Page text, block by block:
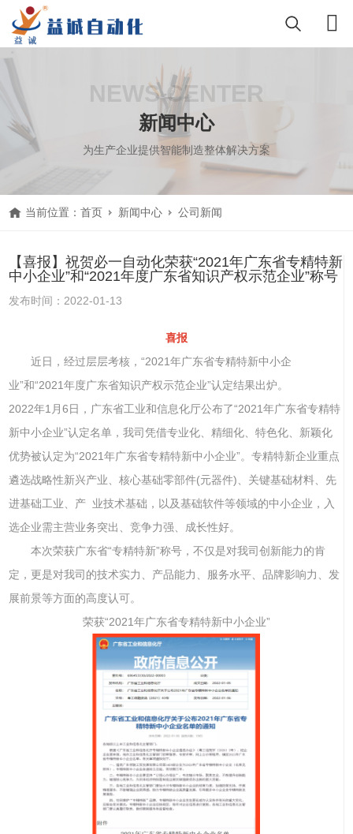
NEWS CENTER
新闻中心
为生产企业提供智能制造整体解决方案
当前位置：首页 新闻中心 公司新闻
【喜报】祝贺必一自动化荣获“2021年广东省专精特新
中小企业”和“2021年度广东省知识产权示范企业”称号
发布时间：2022-01-13
喜报
近日，经过层层考核，“2021年广东省专精特新中小企
业”和“2021年度广东省知识产权示范企业”认定结果出炉。
2022年1月6日，广东省工业和信息化厅公布了“2021年广东省专精特
新中小企业”认定名单，我司凭借专业化、精细化、特色化、新颖化
优势被认定为“2021年广东省专精特新中小企业”。专精特新企业重点
遴选战略性新兴产业、核心基础零部件(元器件)、关键基础材料、先
进基础工业、产 业技术基础，以及基础软件等领域的中小企业，入
选企业需主营业务突出、竞争力强、成长性好。
本次荣获广东省“专精特新”称号，不仅是对我司创新能力的肯
定，更是对我司的技术实力、产品能力、服务水平、品牌影响力、发
展前景等方面的高度认可。
荣获“2021年广东省专精特新中小企业”